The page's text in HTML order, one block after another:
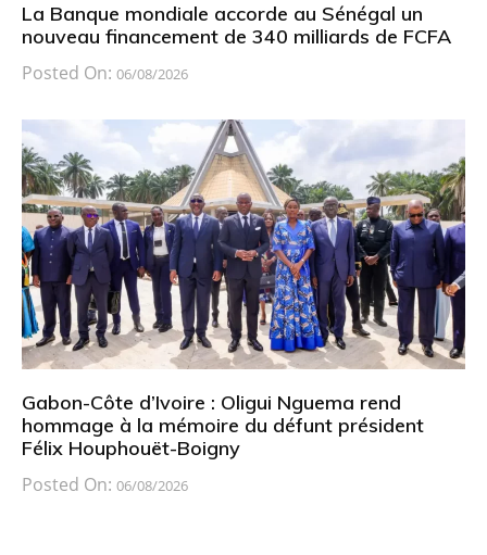
La Banque mondiale accorde au Sénégal un
nouveau financement de 340 milliards de FCFA
Posted On: 06/08/2026
Gabon-Côte d’Ivoire : Oligui Nguema rend
hommage à la mémoire du défunt président
Félix Houphouët-Boigny
Posted On: 06/08/2026